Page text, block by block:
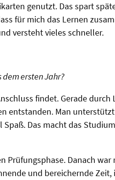
genutzt. Das spart
für mich das Lernen
versteht vieles schneller.
ersten Jahr?
findet. Gerade durch
entstanden. Man
Das macht das
Prüfungsphase. Danach war
und bereichernde